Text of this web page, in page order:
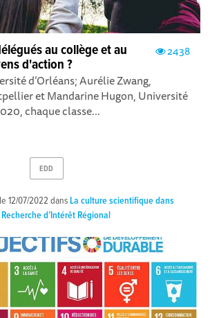
2438
au collège et au
d'action ?
d’Orléans; Aurélie Zwang,
et Mandarine Hugon, Université
chaque classe...
EDD
12/07/2022 dansLa culture scientifique dans
d’Intérêt Régional